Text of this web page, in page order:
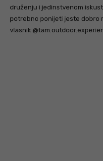
druženju i jedinstvenom
potrebno ponijeti jeste dobro
vlasnik